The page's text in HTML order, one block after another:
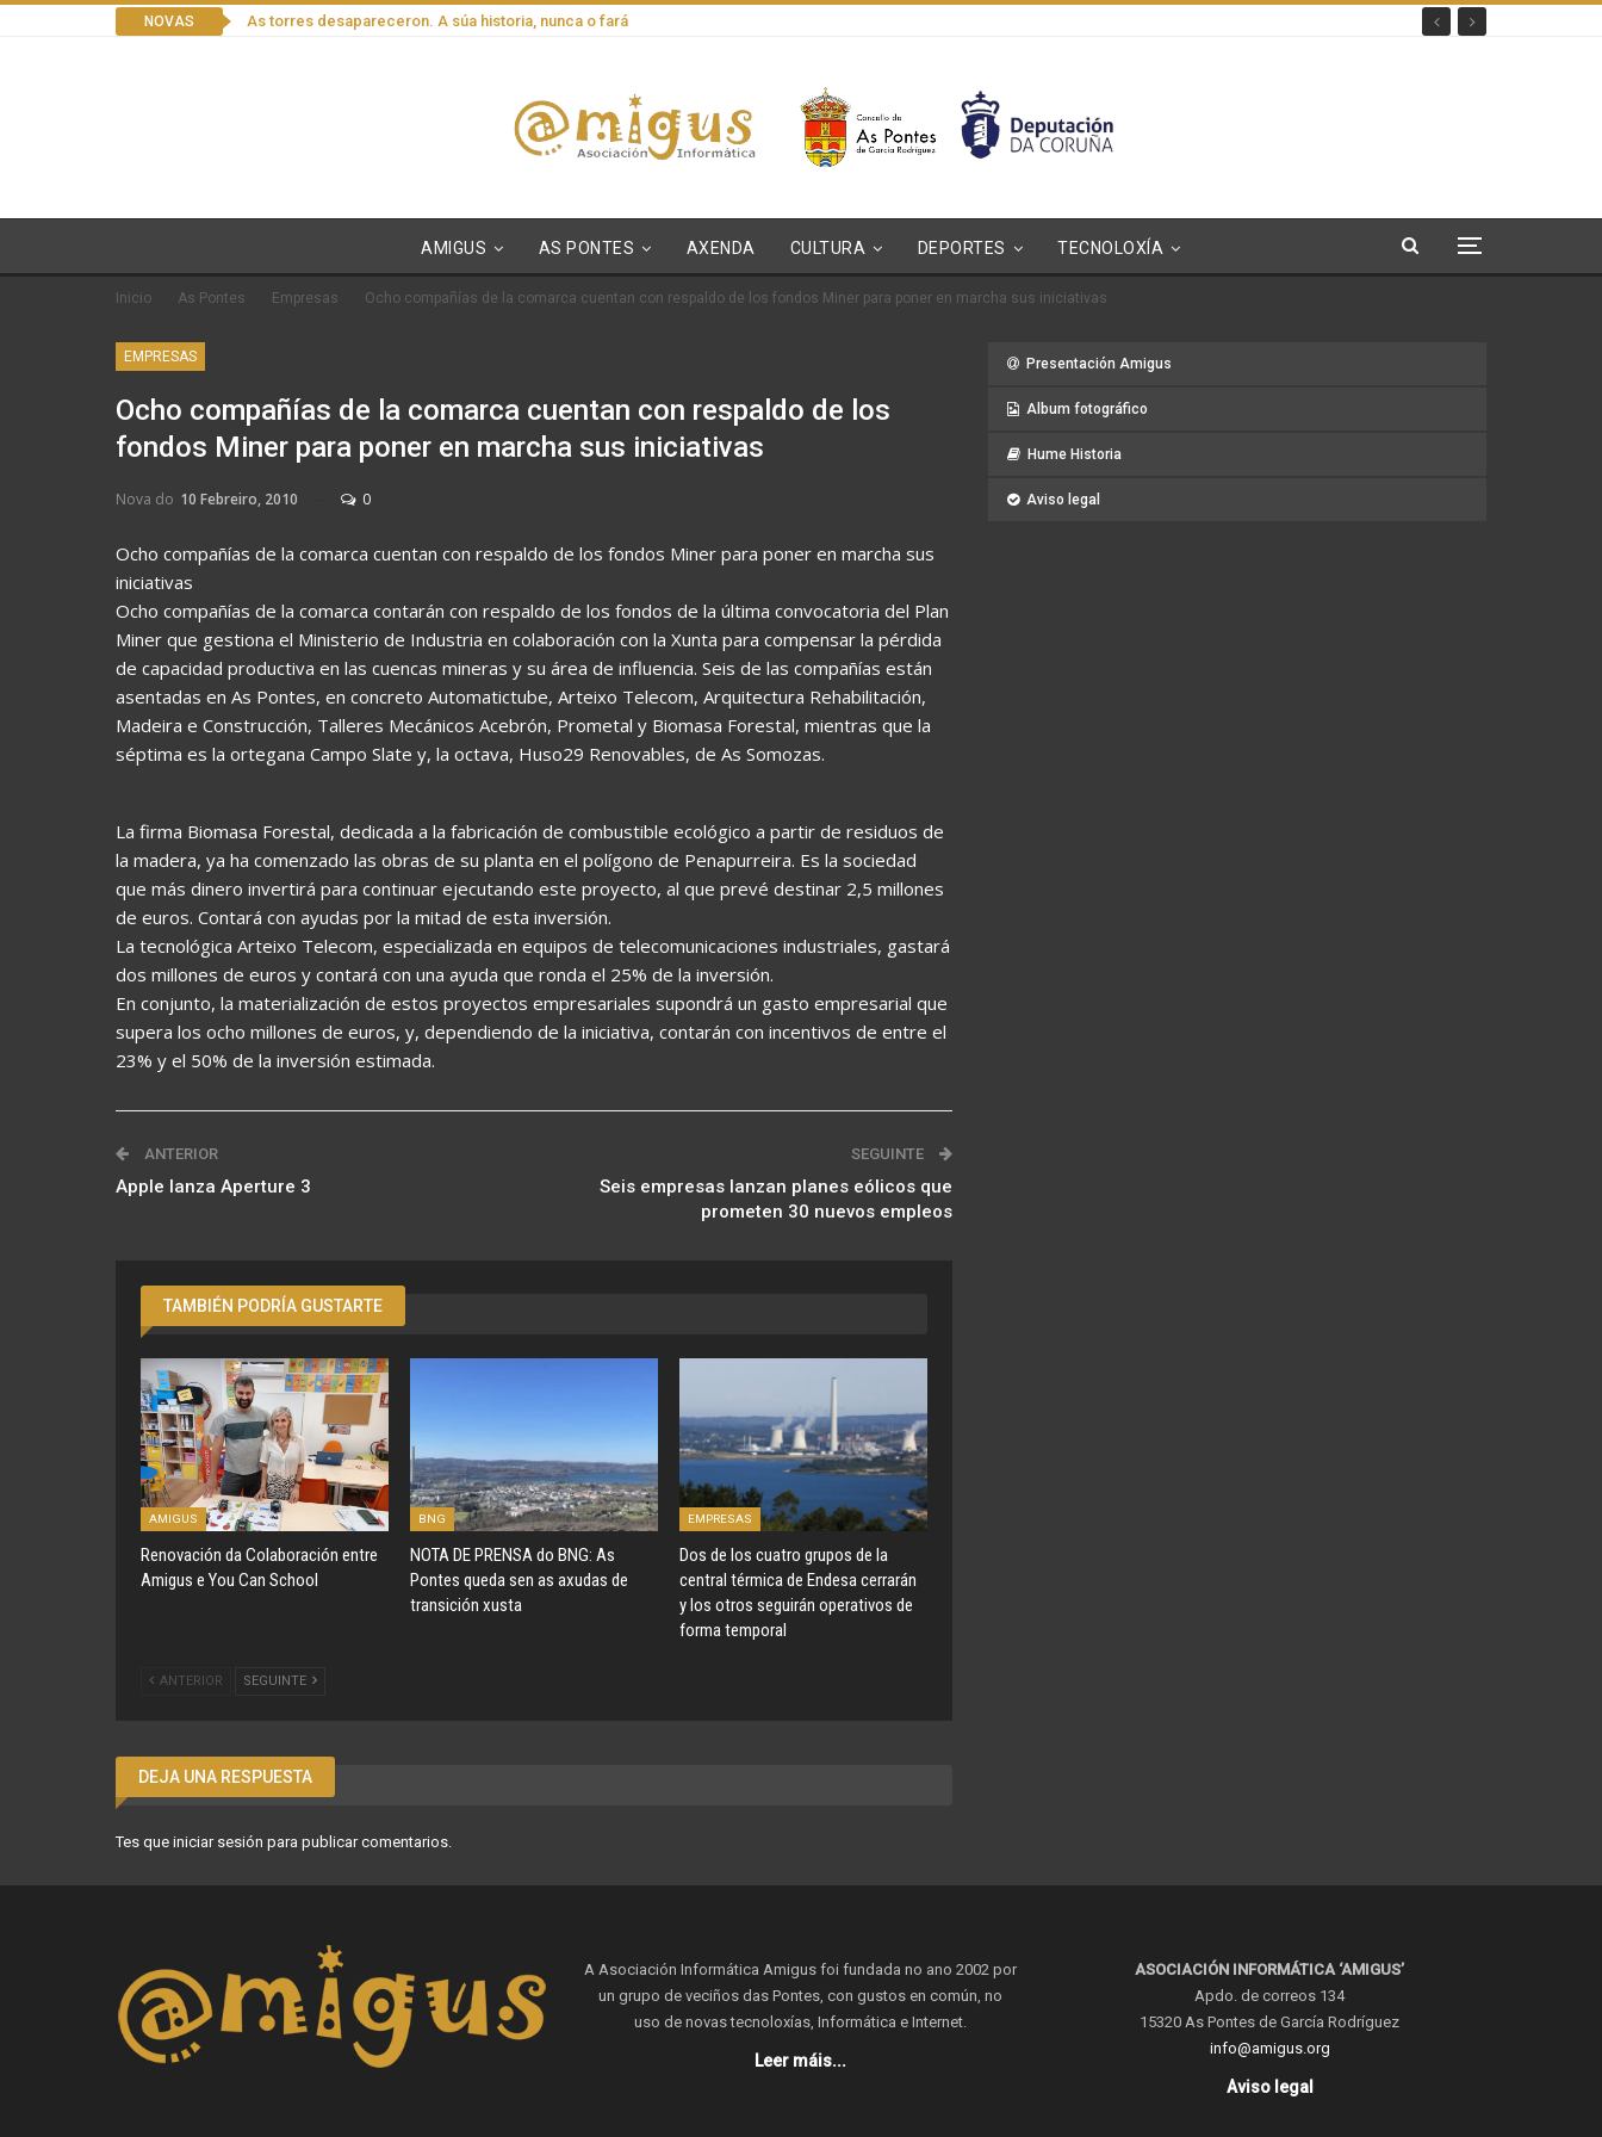
NOVAS As torres desapareceron. A súa historia, nunca o fará
AMIGUS AS PONTES AXENDA CULTURA DEPORTES TECNOLOXÍA
Inicio As Pontes Empresas Ocho compañías de la comarca cuentan con respaldo de los fondos Miner para poner en marcha sus iniciativas
EMPRESAS
Ocho compañías de la comarca cuentan con respaldo de los
fondos Miner para poner en marcha sus iniciativas
Nova do 10 Febreiro, 2010 0
Ocho compañías de la comarca cuentan con respaldo de los fondos Miner para poner en marcha sus
iniciativas
Ocho compañías de la comarca contarán con respaldo de los fondos de la última convocatoria del Plan
Miner que gestiona el Ministerio de Industria en colaboración con la Xunta para compensar la pérdida
de capacidad productiva en las cuencas mineras y su área de influencia. Seis de las compañías están
asentadas en As Pontes, en concreto Automatictube, Arteixo Telecom, Arquitectura Rehabilitación,
Madeira e Construcción, Talleres Mecánicos Acebrón, Prometal y Biomasa Forestal, mientras que la
séptima es la ortegana Campo Slate y, la octava, Huso29 Renovables, de As Somozas.
La firma Biomasa Forestal, dedicada a la fabricación de combustible ecológico a partir de residuos de
la madera, ya ha comenzado las obras de su planta en el polígono de Penapurreira. Es la sociedad
que más dinero invertirá para continuar ejecutando este proyecto, al que prevé destinar 2,5 millones
de euros. Contará con ayudas por la mitad de esta inversión.
La tecnológica Arteixo Telecom, especializada en equipos de telecomunicaciones industriales, gastará
dos millones de euros y contará con una ayuda que ronda el 25% de la inversión.
En conjunto, la materialización de estos proyectos empresariales supondrá un gasto empresarial que
supera los ocho millones de euros, y, dependiendo de la iniciativa, contarán con incentivos de entre el
23% y el 50% de la inversión estimada.
ANTERIOR
Apple lanza Aperture 3
SEGUINTE
Seis empresas lanzan planes eólicos que
prometen 30 nuevos empleos
TAMBIÉN PODRÍA GUSTARTE
AMIGUS
Renovación da Colaboración entre
Amigus e You Can School
BNG
NOTA DE PRENSA do BNG: As
Pontes queda sen as axudas de
transición xusta
EMPRESAS
Dos de los cuatro grupos de la
central térmica de Endesa cerrarán
y los otros seguirán operativos de
forma temporal
ANTERIOR SEGUINTE
DEJA UNA RESPUESTA
Tes que iniciar sesión para publicar comentarios.
Presentación Amigus
Album fotográfico
Hume Historia
Aviso legal
A Asociación Informática Amigus foi fundada no ano 2002 por
un grupo de veciños das Pontes, con gustos en común, no
uso de novas tecnoloxías, Informática e Internet.
Leer máis...
ASOCIACIÓN INFORMÁTICA ‘AMIGUS’
Apdo. de correos 134
15320 As Pontes de García Rodríguez
info@amigus.org
Aviso legal